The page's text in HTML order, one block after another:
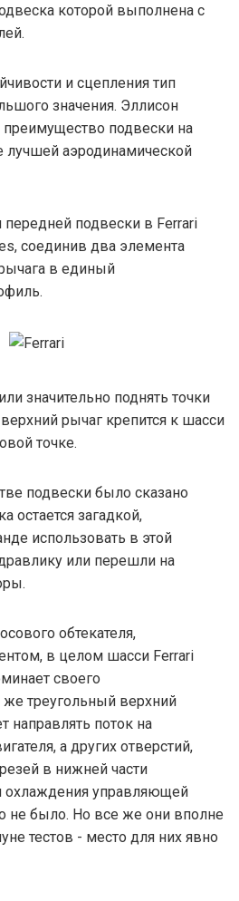
которой выполнена с
и сцепления тип
значения. Эллисон
преимущество подвески на
лучшей аэродинамической
передней подвески в Ferrari
соединив два элемента
в единый
значительно поднять точки
рычаг крепится к шасси
точке.
подвески было сказано
остается загадкой,
использовать в этой
или перешли на
обтекателя,
в целом шасси Ferrari
своего
треугольный верхний
направлять поток на
а других отверстий,
в нижней части
охлаждения управляющей
не было. Но все же они вполне
тестов - место для них явно